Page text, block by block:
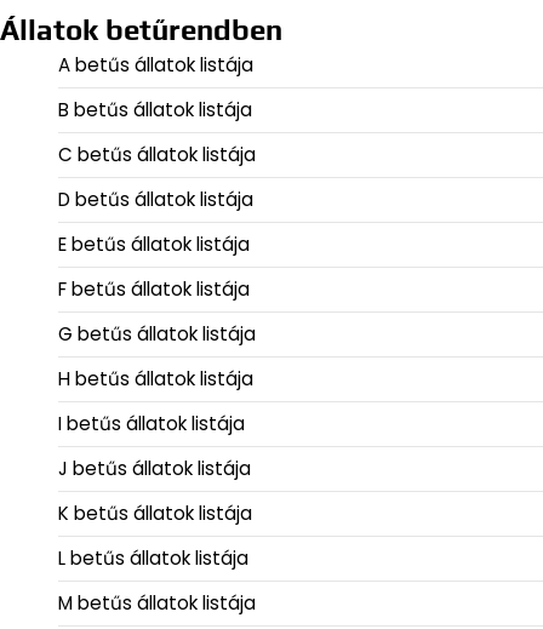
Állatok betűrendben
A betűs állatok listája
B betűs állatok listája
C betűs állatok listája
D betűs állatok listája
E betűs állatok listája
F betűs állatok listája
G betűs állatok listája
H betűs állatok listája
I betűs állatok listája
J betűs állatok listája
K betűs állatok listája
L betűs állatok listája
M betűs állatok listája